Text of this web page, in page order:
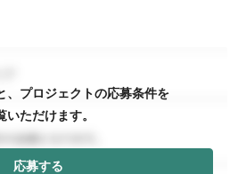
、プロジェクトの応募条件を
いただけます。
応募する